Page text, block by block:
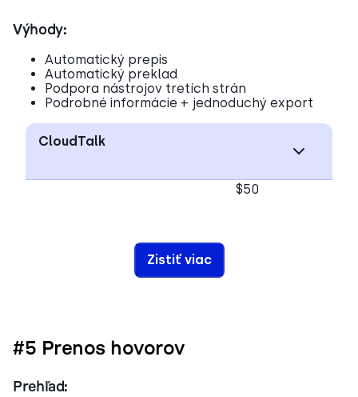
Výhody:
Automatický prepis
Automatický preklad
Podpora nástrojov tretích strán
Podrobné informácie + jednoduchý export
CloudTalk
$50
Zistiť viac
#5 Prenos hovorov
Prehľad: